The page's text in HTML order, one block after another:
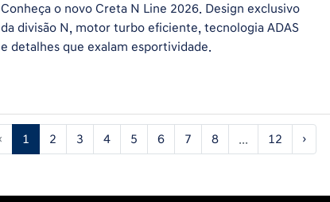
Conheça o novo Creta N Line 2026. Design exclusivo
da divisão N, motor turbo eficiente, tecnologia ADAS
e detalhes que exalam esportividade.
1 2 3 4 5 6 7 8 ... 12 ›